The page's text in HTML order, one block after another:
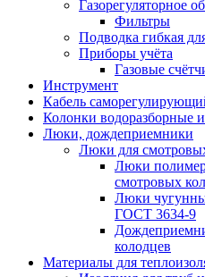
Газорегуляторное
Фильтры
Подводка гибкая
Приборы учёта
Газовые
Инструмент
Кабель
Колонки водоразборные
Люки, дождеприемники
Люки для
Люки
смотровых
Люки
ГОСТ 3634-9
колодцев
Материалы для